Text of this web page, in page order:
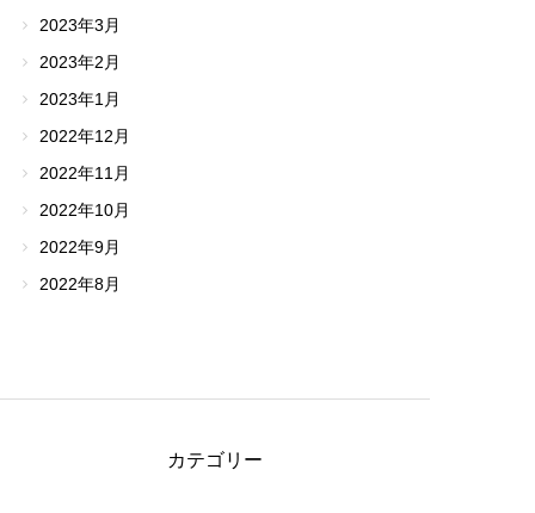
2023年3月
2023年2月
2023年1月
2022年12月
2022年11月
2022年10月
2022年9月
2022年8月
カテゴリー